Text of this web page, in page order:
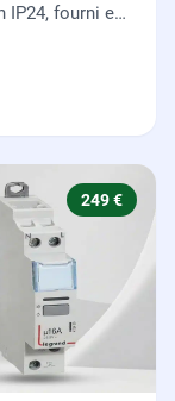
IP24, fourni et
249 €